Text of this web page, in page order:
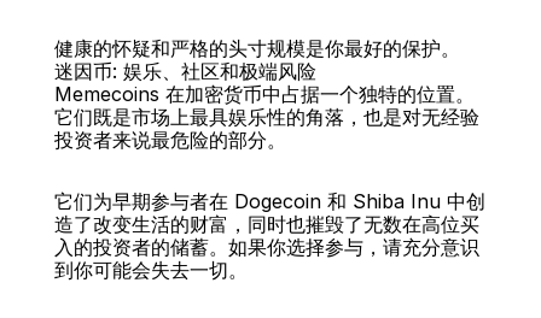
健康的怀疑和严格的头寸规模是你最好的保护。
迷因币: 娱乐、社区和极端风险
Memecoins 在加密货币中占据一个独特的位置。
它们既是市场上最具娱乐性的角落，也是对无经验
投资者来说最危险的部分。
它们为早期参与者在 Dogecoin 和 Shiba Inu 中创
造了改变生活的财富，同时也摧毁了无数在高位买
入的投资者的储蓄。如果你选择参与，请充分意识
到你可能会失去一切。